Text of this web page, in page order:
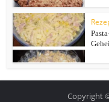
Copyright